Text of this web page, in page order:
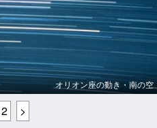
オリオン座の動き・南の空
2 >